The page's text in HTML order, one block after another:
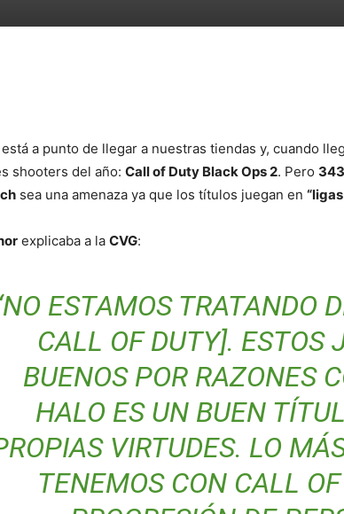
está a punto de llegar a nuestras tiendas y, cuando
shooters del año: Call of Duty Black Ops 2. Pero
sea una amenaza ya que los títulos juegan en
explicaba a la CVG:
ESTAMOS TRATANDO
CALL OF DUTY]. ESTOS
BUENOS POR RAZONES
HALO ES UN BUEN
VIRTUDES. LO
TENEMOS CON CALL